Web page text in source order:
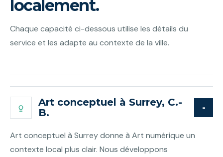
localement.
Chaque capacité ci-dessous utilise les détails du
service et les adapte au contexte de la ville.
Art conceptuel à Surrey, C.-
B.
Art conceptuel à Surrey donne à Art numérique un
contexte local plus clair. Nous développons